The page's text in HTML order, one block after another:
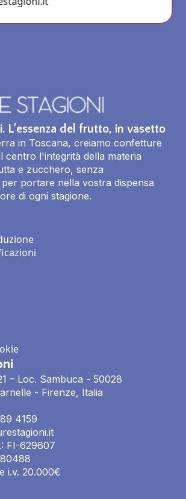
L’essenza del frutto, in vasetto
in Toscana, creiamo confetture
centro l'integrità della materia
e zucchero, senza
portare nella vostra dispensa
di ogni stagione.
– Loc. Sambuca - 50028
- Firenze, Italia
4159
FI-629607
i.v. 20.000€